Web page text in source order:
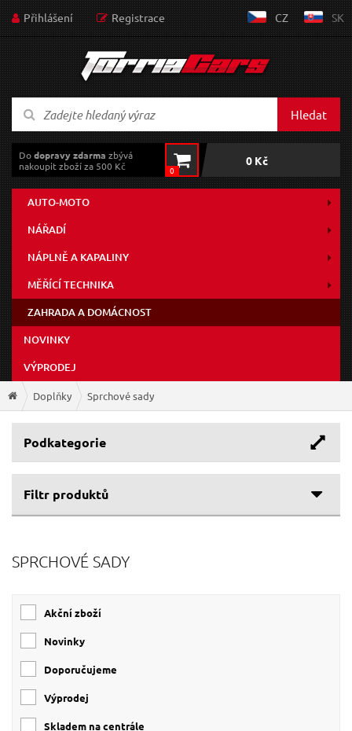
Přihlášení Registrace CZ SK
Hledat
Dodopravy zdarma zbývá
nakoupit zboží za 500 Kč
0
0 Kč
AUTO-MOTO
NÁŘADÍ
NÁPLNĚ A KAPALINY
MĚŘÍCÍ TECHNIKA
ZAHRADA A DOMÁCNOST
NOVINKY
VÝPRODEJ
Doplňky Sprchové sady
Podkategorie
Filtr produktů
Výrobce
VIKING(2)
SPRCHOVÉ SADY
Akční zboží
Novinky
Doporučujeme
Výprodej
skladem na centrále